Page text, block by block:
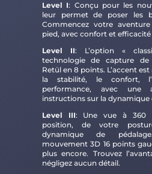
Level I: Conçu pour les
leur permet de poser les
Commencez votre
pied, avec confort et efficacité
Level II: L’option «
technologie de capture
Retül en 8 points. L’accent est
la stabilité, le confort,
performance, avec une
instructions sur la dynamique
Level III: Une vue à 360
position, de votre
dynamique de
mouvement 3D 16 points
plus encore. Trouvez
négligez aucun détail.